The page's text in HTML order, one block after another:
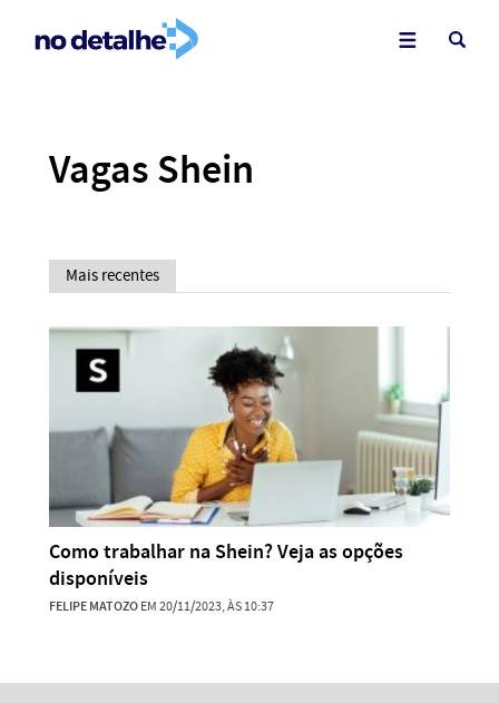
Vagas Shein
Mais recentes
Como trabalhar na Shein? Veja as opções
disponíveis
FELIPE MATOZOEM 20/11/2023, ÀS 10:37